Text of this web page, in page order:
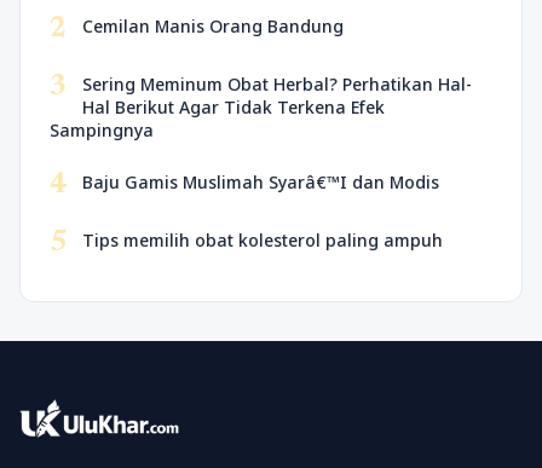
2 Cemilan Manis Orang Bandung
3
Sering Meminum Obat Herbal? Perhatikan Hal-
Hal Berikut Agar Tidak Terkena Efek
Sampingnya
4 Baju Gamis Muslimah Syarâ€™I dan Modis
5 Tips memilih obat kolesterol paling ampuh